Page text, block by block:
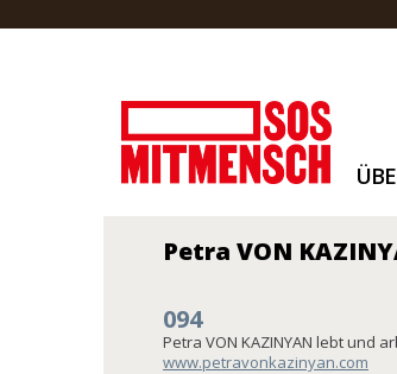
Petra VON
094
Petra VON KAZINYAN lebt und
www.petravonkazinyan.com